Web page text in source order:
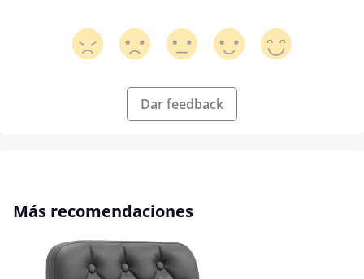
Dar feedback
Omitir la galería de productos
Más recomendaciones